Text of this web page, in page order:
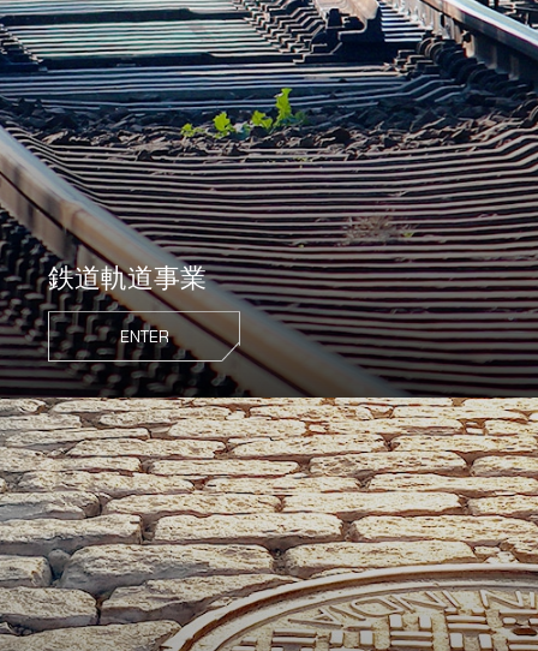
鉄道軌道事業
ENTER